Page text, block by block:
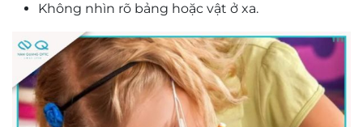
Không nhìn rõ bảng hoặc vật ở xa.